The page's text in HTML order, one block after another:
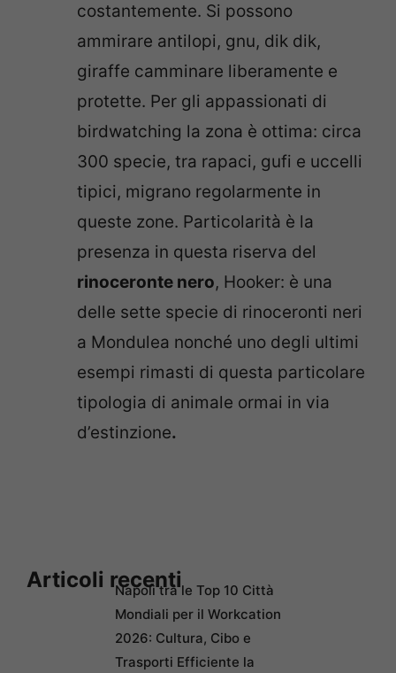
costantemente. Si possono
ammirare antilopi, gnu, dik dik,
giraffe camminare liberamente e
protette. Per gli appassionati di
birdwatching la zona è ottima: circa
300 specie, tra rapaci, gufi e uccelli
tipici, migrano regolarmente in
queste zone. Particolarità è la
presenza in questa riserva del
rinoceronte nero, Hooker: è una
delle sette specie di rinoceronti neri
a Mondulea nonché uno degli ultimi
esempi rimasti di questa particolare
tipologia di animale ormai in via
d’estinzione.
Articoli recentiNapoli tra le Top 10 Città
Mondiali per il Workcation
2026: Cultura, Cibo e
Trasporti Efficiente la